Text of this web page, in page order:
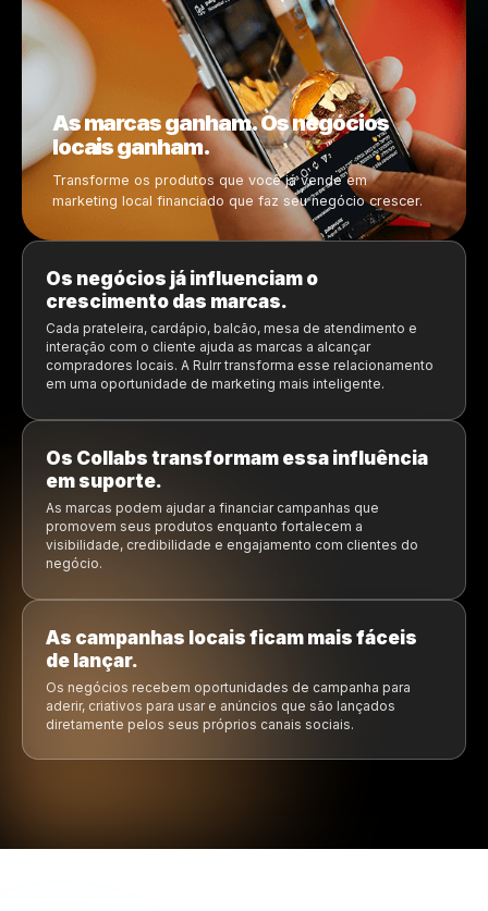
Marcas e negócios crescem
As campanhas estão prontas para
Suporte de publicidade fica
As promoções parecem mais
O criativo já está
Os negócios ganham mais exposição
Marketing local financiado
marcas para os produtos
estão dentro do seu
A próxima geração de operadores não quer
complexidade. Eles querem sistemas que economizem
ferramentas que pensem junto com eles, marketing
possível e crescimento mais fácil de gerenciar.